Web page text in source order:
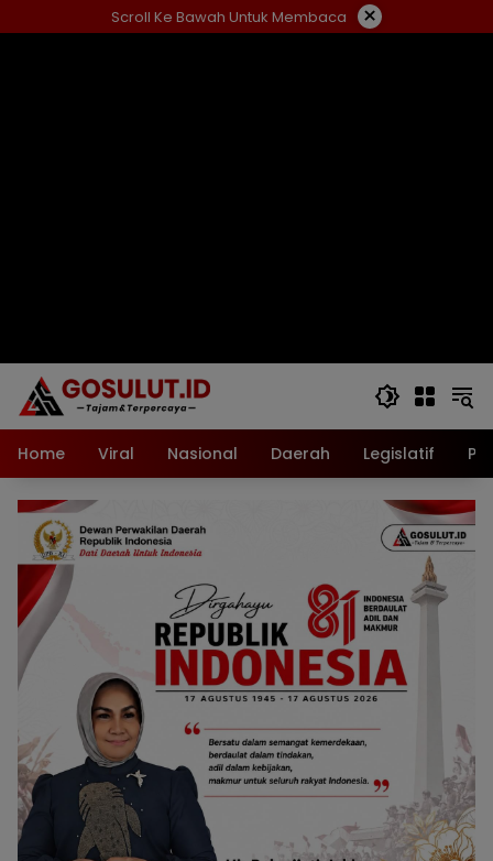
ke
Scroll Ke Bawah Untuk Membaca ×
Home Viral Nasional Daerah Legislatif